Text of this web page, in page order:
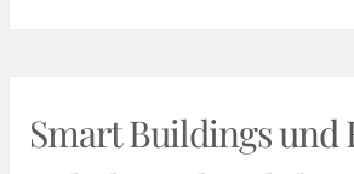
Smart Buildings und